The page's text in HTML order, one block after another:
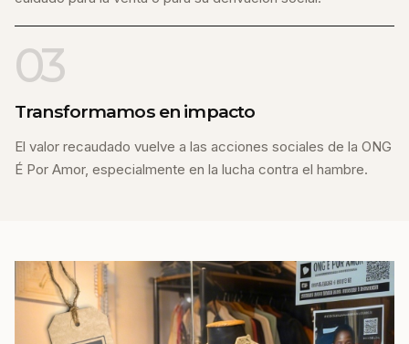
03
Transformamos en impacto
El valor recaudado vuelve a las acciones sociales de la ONG
É Por Amor, especialmente en la lucha contra el hambre.